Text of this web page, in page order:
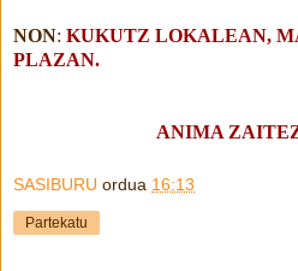
NON: KUKUTZ LOKALEAN,
PLAZAN.
ANIMA ZAITEZ
SASIBURU ordua 16:13
Partekatu